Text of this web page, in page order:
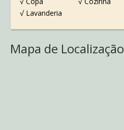
√ Lavanderia
Mapa de Localização